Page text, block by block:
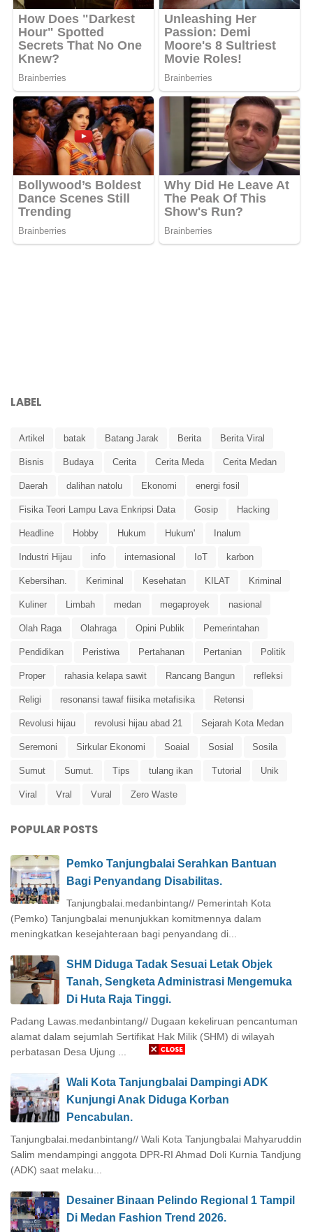
LABEL
Artikel batak Batang Jarak Berita Berita Viral
Bisnis Budaya Cerita Cerita Meda Cerita Medan
Daerah dalihan natolu Ekonomi energi fosil
Fisika Teori Lampu Lava Enkripsi Data Gosip Hacking
Headline Hobby Hukum Hukum' Inalum
Industri Hijau info internasional IoT karbon
Kebersihan. Keriminal Kesehatan KILAT Kriminal
Kuliner Limbah medan megaproyek nasional
Olah Raga Olahraga Opini Publik Pemerintahan
Pendidikan Peristiwa Pertahanan Pertanian Politik
Proper rahasia kelapa sawit Rancang Bangun refleksi
Religi resonansi tawaf fiisika metafisika Retensi
Revolusi hijau revolusi hijau abad 21 Sejarah Kota Medan
Seremoni Sirkular Ekonomi Soaial Sosial Sosila
Sumut Sumut. Tips tulang ikan Tutorial Unik
Viral Vral Vural Zero Waste
POPULAR POSTS
Pemko Tanjungbalai Serahkan Bantuan
Bagi Penyandang Disabilitas.
Tanjungbalai.medanbintang// Pemerintah Kota
(Pemko) Tanjungbalai menunjukkan komitmennya dalam
meningkatkan kesejahteraan bagi penyandang di...
SHM Diduga Tadak Sesuai Letak Objek
Tanah, Sengketa Administrasi Mengemuka
Di Huta Raja Tinggi.
Padang Lawas.medanbintang// Dugaan kekeliruan pencantuman
alamat dalam sejumlah Sertifikat Hak Milik (SHM) di wilayah
perbatasan Desa Ujung ...
Wali Kota Tanjungbalai Dampingi ADK
Kunjungi Anak Diduga Korban
Pencabulan.
Tanjungbalai.medanbintang// Wali Kota Tanjungbalai Mahyaruddin
Salim mendampingi anggota DPR-RI Ahmad Doli Kurnia Tandjung
(ADK) saat melaku...
Desainer Binaan Pelindo Regional 1 Tampil
Di Medan Fashion Trend 2026.